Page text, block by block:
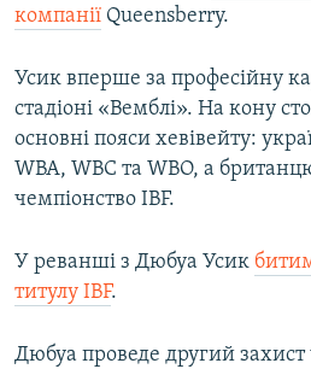
компанії Queensberry.
Усик вперше за професійну
стадіоні «Вемблі». На кону
основні пояси хевівейту:
WBA, WBC та WBO, а
чемпіонство IBF.
У реванші з Дюбуа Усик
титулу IBF.
Дюбуа проведе другий захист